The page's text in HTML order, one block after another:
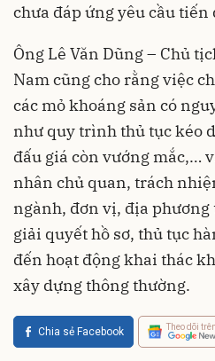
chưa đáp ứng yêu cầu tiến
Ông Lê Văn Dũng – Chủ
Nam cũng cho rằng việc
các mỏ khoáng sản có
như quy trình thủ tục kéo
đấu giá còn vướng mắc,…
nhân chủ quan, trách
ngành, đơn vị, địa
giải quyết hồ sơ, thủ tục
đến hoạt động khai thác
xây dựng thông thường.
Chia sẻ Facebook Theo dõi trên